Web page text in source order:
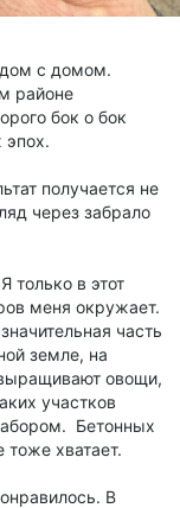
с домом.
районе
бок о бок
эпох.
получается не
через забрало
Я только в этот
меня окружает.
часть
земле, на
овощи,
участков
Бетонных
хватает.
В